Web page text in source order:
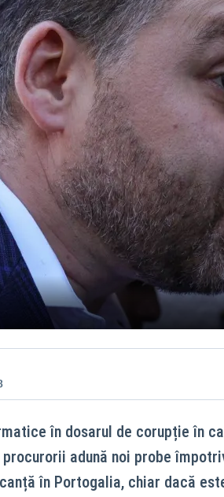
în dosarul de corupție în
adună noi probe
în Portogalia, chiar dacă